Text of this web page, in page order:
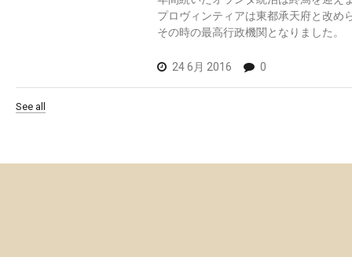
プロヴィンティアは東都承天府と改め
その時の最高行政機関となりました。
24 6月 2016 0
See all